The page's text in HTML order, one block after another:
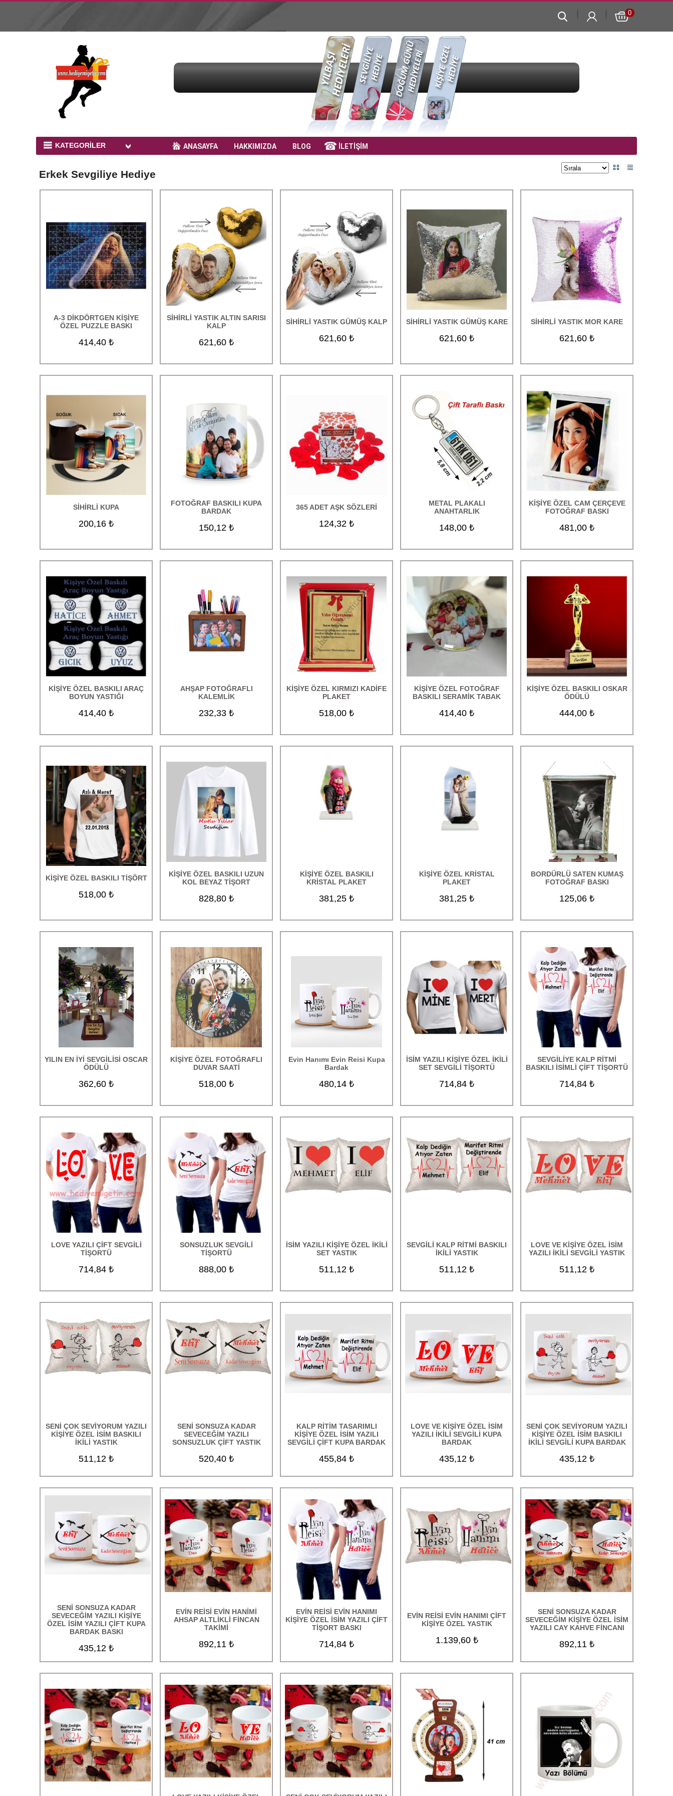
KATEGORİLER
Sihirli Aynalar
Led Modelleri
Çerçeveler
Kozmetik Ürünleri
TOPTAN ÜRÜNLER
Uçan balon
Anneler Günü Hediyeleri
Babalar Günü Hediyeleri
Sihirli İlginç Hediyeler
Kar Küreleri
Çiftlere Özel Tasarımlı Hediyeler
Yıldönümü Hediyeleri
Doğum Günü Hediyeleri
Kişiye Özel Hediyeler
ANASAYFA HAKKIMIZDA BLOG İLETİŞİM
Erkek Sevgiliye Hediye
A-3 DİKDÖRTGEN KİŞİYE
ÖZEL PUZZLE BASKI
414,40 ₺
SİHİRLİ YASTIK ALTIN SARISI
KALP
621,60 ₺
SİHİRLİ YASTIK GÜMÜŞ KALP
621,60 ₺
SİHİRLİ YASTIK GÜMÜŞ KARE
621,60 ₺
SİHİRLİ YASTIK MOR KARE
621,60 ₺
SİHİRLİ KUPA
200,16 ₺
FOTOĞRAF BASKILI KUPA
BARDAK
150,12 ₺
365 ADET AŞK SÖZLERİ
124,32 ₺
METAL PLAKALI
ANAHTARLIK
148,00 ₺
KİŞİYE ÖZEL CAM ÇERÇEVE
FOTOĞRAF BASKI
481,00 ₺
KİŞİYE ÖZEL BASKILI ARAÇ
BOYUN YASTIĞI
414,40 ₺
AHŞAP FOTOĞRAFLI
KALEMLİK
232,33 ₺
KİŞİYE ÖZEL KIRMIZI KADİFE
PLAKET
518,00 ₺
KİŞİYE ÖZEL FOTOĞRAF
BASKILI SERAMİK TABAK
414,40 ₺
KİŞİYE ÖZEL BASKILI OSKAR
ÖDÜLÜ
444,00 ₺
KİŞİYE ÖZEL BASKILI TİŞÖRT
518,00 ₺
KİŞİYE ÖZEL BASKILI UZUN
KOL BEYAZ TİŞORT
828,80 ₺
KİŞİYE ÖZEL BASKILI
KRİSTAL PLAKET
381,25 ₺
KİŞİYE ÖZEL KRİSTAL
PLAKET
381,25 ₺
BORDÜRLÜ SATEN KUMAŞ
FOTOĞRAF BASKI
125,06 ₺
YILIN EN İYİ SEVGİLİSİ OSCAR
ÖDÜLÜ
362,60 ₺
KİŞİYE ÖZEL FOTOĞRAFLI
DUVAR SAATİ
518,00 ₺
Evin Hanımı Evin Reisi Kupa
Bardak
480,14 ₺
İSİM YAZILI KİŞİYE ÖZEL İKİLİ
SET SEVGİLİ TİŞORTÜ
714,84 ₺
SEVGİLİYE KALP RİTMİ
BASKILI İSİMLİ ÇİFT TİŞORTÜ
714,84 ₺
LOVE YAZILI ÇİFT SEVGİLİ
TİŞORTÜ
714,84 ₺
SONSUZLUK SEVGİLİ
TİŞORTÜ
888,00 ₺
İSİM YAZILI KİŞİYE ÖZEL İKİLİ
SET YASTIK
511,12 ₺
SEVGİLİ KALP RİTMİ BASKILI
İKİLİ YASTIK
511,12 ₺
LOVE VE KİŞİYE ÖZEL İSİM
YAZILI İKİLİ SEVGİLİ YASTIK
511,12 ₺
SENİ ÇOK SEVİYORUM YAZILI
KİŞİYE ÖZEL İSİM BASKILI
İKİLİ YASTIK
511,12 ₺
SENİ SONSUZA KADAR
SEVECEĞİM YAZILI
SONSUZLUK ÇİFT YASTIK
520,40 ₺
KALP RİTİM TASARIMLI
KİŞİYE ÖZEL İSİM YAZILI
SEVGİLİ ÇİFT KUPA BARDAK
455,84 ₺
LOVE VE KİŞİYE ÖZEL İSİM
YAZILI İKİLİ SEVGİLİ KUPA
BARDAK
435,12 ₺
SENİ ÇOK SEVİYORUM YAZILI
KİŞİYE ÖZEL İSİM BASKILI
İKİLİ SEVGİLİ KUPA BARDAK
435,12 ₺
SENİ SONSUZA KADAR
SEVECEĞİM YAZILI KİŞİYE
ÖZEL İSİM YAZILI ÇİFT KUPA
BARDAK BASKI
435,12 ₺
EVİN REİSİ EVİN HANİMİ
AHSAP ALTLİKLİ FİNCAN
TAKİMİ
892,11 ₺
EVİN REİSİ EVİN HANIMI
KİŞİYE ÖZEL İSİM YAZILI ÇİFT
TİŞORT BASKI
714,84 ₺
EVİN REİSİ EVİN HANIMI ÇİFT
KİŞİYE ÖZEL YASTIK
1.139,60 ₺
SENİ SONSUZA KADAR
SEVECEĞİM KİŞİYE ÖZEL İSİM
YAZILI CAY KAHVE FİNCANI
892,11 ₺